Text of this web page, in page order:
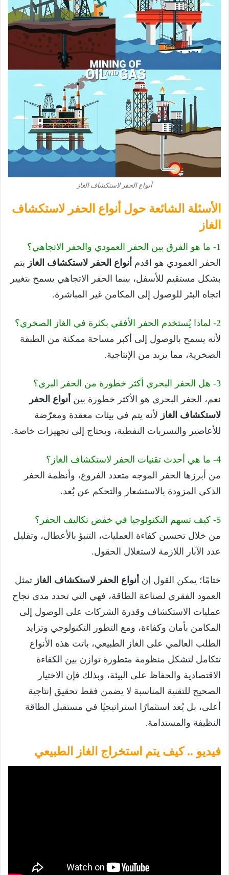
أنواع الحفر لاستكشاف الغاز
الأسئلة الشائعة حول أنواع الحفر لاستكشاف
الغاز
1- ما هو الفرق بين الحفر العمودي والحفر الاتجاهي؟
الحفر العمودي هو اقدم أنواع الحفر لاستكشاف الغاز يتم
بشكل مستقيم للأسفل، بينما الحفر الاتجاهي يسمح بتغيير
اتجاه البئر للوصول إلى المكامن غير المباشرة.
2- لماذا يُستخدم الحفر الأفقي بكثرة في الغاز الصخري؟
لأنه يسمح بالوصول إلى أكبر مساحة ممكنة من الطبقة
الصخرية، مما يزيد من الإنتاجية.
3- هل الحفر البحري أكثر خطورة من الحفر البري؟
نعم، الحفر البحري هو الأكثر خطورة بين أنواع الحفر
لاستكشاف الغاز لأنه يتم في بيئات معقدة ومعرّضة
للأعاصير والتسربات النفطية، ويحتاج إلى تجهيزات خاصة.
4- ما هي أحدث تقنيات الحفر لاستكشاف الغاز؟
من أبرزها الحفر الموجه متعدد الفروع، وأنظمة الحفر
الذكي المزودة بالاستشعار والتحكم عن بُعد.
5- كيف تسهم التكنولوجيا في خفض تكاليف الحفر؟
من خلال تحسين كفاءة العمليات، التنبؤ بالأعطال، وتقليل
عدد الآبار اللازمة لاستغلال الحقول.
ختامًا؛ يمكن القول إن أنواع الحفر لاستكشاف الغاز تمثل
العمود الفقري لصناعة الطاقة، فهي التي تحدد مدى نجاح
عمليات الاستكشاف وقدرة الشركات على الوصول إلى
المكامن بأمان وكفاءة، ومع التطور التكنولوجي وتزايد
الطلب العالمي على الغاز الطبيعي، باتت هذه الأنواع
تتكامل لتشكل منظومة متطورة توازن بين الكفاءة
الاقتصادية والحفاظ على البيئة، وبذلك فإن الاختيار
الصحيح للتقنية المناسبة لا يضمن فقط تحقيق إنتاجية
أعلى، بل يُعد استثمارًا استراتيجيًا في مستقبل الطاقة
النظيفة والمستدامة.
فيديو .. كيف يتم استخراج الغاز الطبيعي